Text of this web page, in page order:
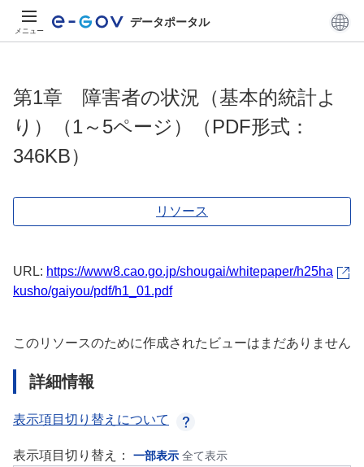
メニュー
データポータル
第1章 障害者の状況（基本的統計よ
り）（1～5ページ）（PDF形式：
346KB）
リソース
URL: https://www8.cao.go.jp/shougai/whitepaper/h25ha
kusho/gaiyou/pdf/h1_01.pdf
このリソースのために作成されたビューはまだありません
詳細情報
表示項目切り替えについて
表示項目切り替え： 一部表示 全て表示